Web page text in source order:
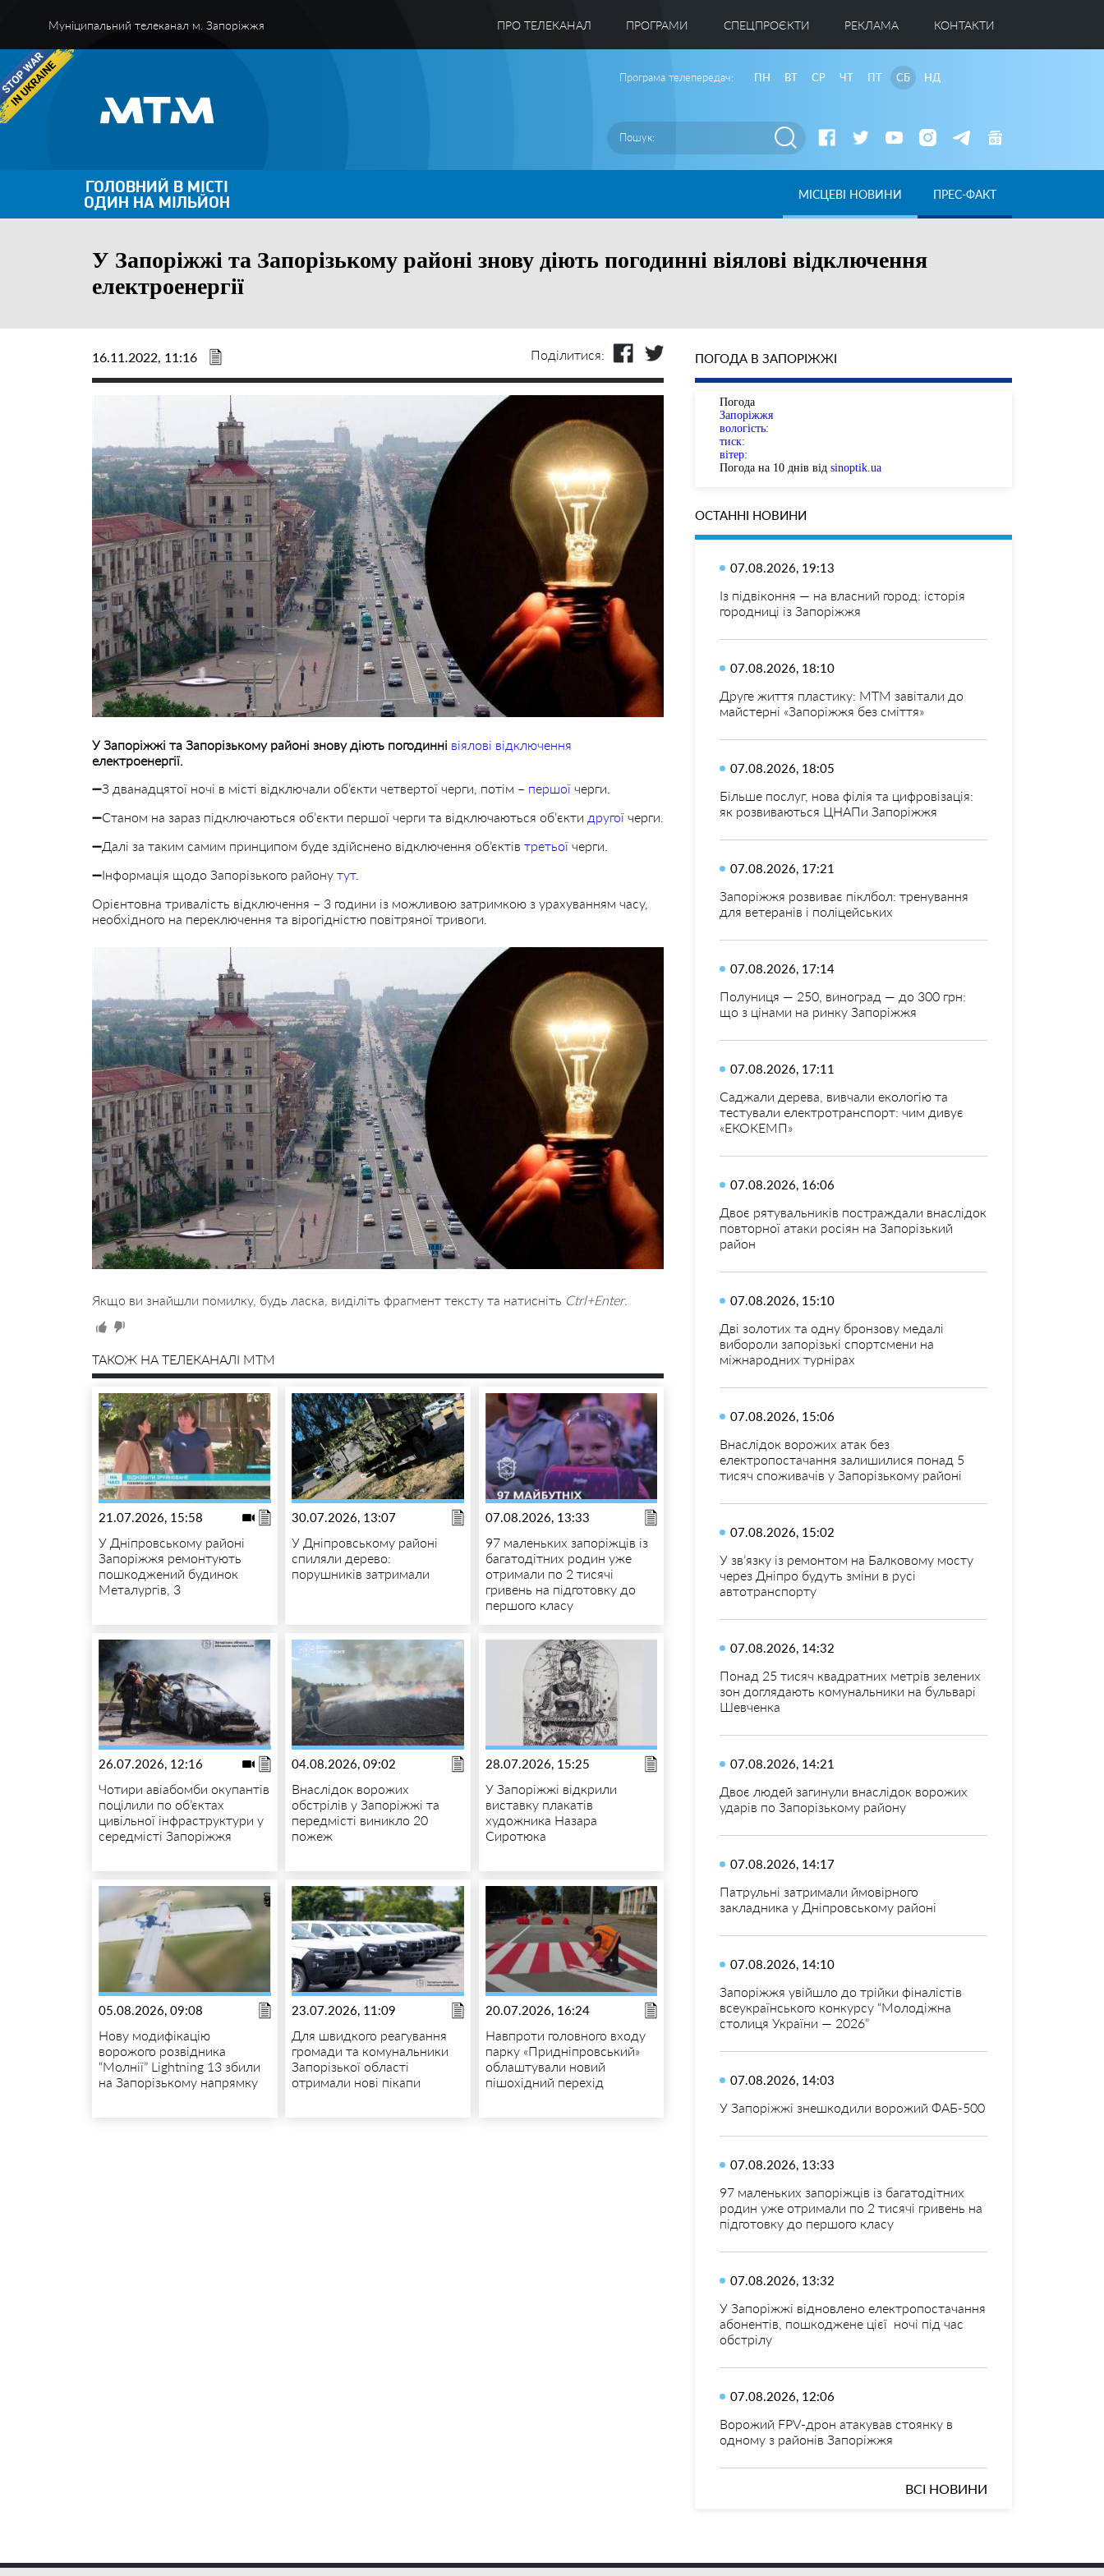
Муніципальний телеканал м. Запоріжжя ПРО ТЕЛЕКАНАЛ ПРОГРАМИ CПЕЦПРОЄКТИ РЕКЛАМА КОНТАКТИ
Програма телепередач: ПН ВТ СР ЧТ ПТ СБ НД
ГОЛОВНИЙ В МІСТІ
ОДИН НА МІЛЬЙОН МІСЦЕВІ НОВИНИ ПРЕС-ФАКТ
У Запоріжжі та Запорізькому районі знову діють погодинні віялові відключення
електроенергії
16.11.2022, 11:16 Поділитися:
У Запоріжжі та Запорізькому районі знову діють погодинні віялові відключення
електроенергії.
➖З дванадцятої ночі в місті відключали об’єкти четвертої черги, потім – першоїчерги.
➖Станом на зараз підключаються обʼєкти першої черги та відключаються обʼєкти другоїчерги.
➖Далі за таким самим принципом буде здійснено відключення об’єктів третьоїчерги.
➖Інформація щодо Запорізького району тут.
Орієнтовна тривалість відключення – 3 години із можливою затримкою з урахуванням часу,
необхідного на переключення та вірогідністю повітряної тривоги.
Якщо ви знайшли помилку, будь ласка, виділіть фрагмент тексту та натисніть Ctrl+Enter.
ТАКОЖ НА ТЕЛЕКАНАЛІ MTM
21.07.2026, 15:58
У Дніпровському районі
Запоріжжя ремонтують
пошкоджений будинок
Металургів, 3
30.07.2026, 13:07
У Дніпровському районі
спиляли дерево:
порушників затримали
07.08.2026, 13:33
97 маленьких запоріжців із
багатодітних родин уже
отримали по 2 тисячі
гривень на підготовку до
першого класу
26.07.2026, 12:16
Чотири авіабомби окупантів
поцілили по об’єктах
цивільної інфраструктури у
середмісті Запоріжжя
04.08.2026, 09:02
Внаслідок ворожих
обстрілів у Запоріжжі та
передмісті виникло 20
пожеж
28.07.2026, 15:25
У Запоріжжі відкрили
виставку плакатів
художника Назара
Сиротюка
05.08.2026, 09:08
Нову модифікацію
ворожого розвідника
“Молнії” Lightning 13 збили
на Запорізькому напрямку
23.07.2026, 11:09
Для швидкого реагування
громади та комунальники
Запорізької області
отримали нові пікапи
20.07.2026, 16:24
Навпроти головного входу
парку «Придніпровський»
облаштували новий
пішохідний перехід
ПОГОДА В ЗАПОРІЖЖІ
Погода
Запоріжжя
вологість:
тиск:
вітер:
Погода на 10 днів від sinoptik.ua
ОСТАННІ НОВИНИ
07.08.2026, 19:13
Із підвіконня — на власний город: історія
городниці із Запоріжжя
07.08.2026, 18:10
Друге життя пластику: МТМ завітали до
майстерні «Запоріжжя без сміття»
07.08.2026, 18:05
Більше послуг, нова філія та цифровізація:
як розвиваються ЦНАПи Запоріжжя
07.08.2026, 17:21
Запоріжжя розвиває піклбол: тренування
для ветеранів і поліцейських
07.08.2026, 17:14
Полуниця — 250, виноград — до 300 грн:
що з цінами на ринку Запоріжжя
07.08.2026, 17:11
Саджали дерева, вивчали екологію та
тестували електротранспорт: чим дивує
«ЕКОКЕМП»
07.08.2026, 16:06
Двоє рятувальників постраждали внаслідок
повторної атаки росіян на Запорізький
район
07.08.2026, 15:10
Дві золотих та одну бронзову медалі
вибороли запорізькі спортсмени на
міжнародних турнірах
07.08.2026, 15:06
Внаслідок ворожих атак без
електропостачання залишилися понад 5
тисяч споживачів у Запорізькому районі
07.08.2026, 15:02
У зв’язку із ремонтом на Балковому мосту
через Дніпро будуть зміни в русі
автотранспорту
07.08.2026, 14:32
Понад 25 тисяч квадратних метрів зелених
зон доглядають комунальники на бульварі
Шевченка
07.08.2026, 14:21
Двоє людей загинули внаслідок ворожих
ударів по Запорізькому району
07.08.2026, 14:17
Патрульні затримали ймовірного
закладника у Дніпровському районі
07.08.2026, 14:10
Запоріжжя увійшло до трійки фіналістів
всеукраїнського конкурсу “Молодіжна
столиця України — 2026”
07.08.2026, 14:03
У Запоріжжі знешкодили ворожий ФАБ-500
07.08.2026, 13:33
97 маленьких запоріжців із багатодітних
родин уже отримали по 2 тисячі гривень на
підготовку до першого класу
07.08.2026, 13:32
У Запоріжжі відновлено електропостачання
абонентів, пошкоджене цієї ночі під час
обстрілу
07.08.2026, 12:06
Ворожий FPV-дрон атакував стоянку в
одному з районів Запоріжжя
ВСІ НОВИНИ